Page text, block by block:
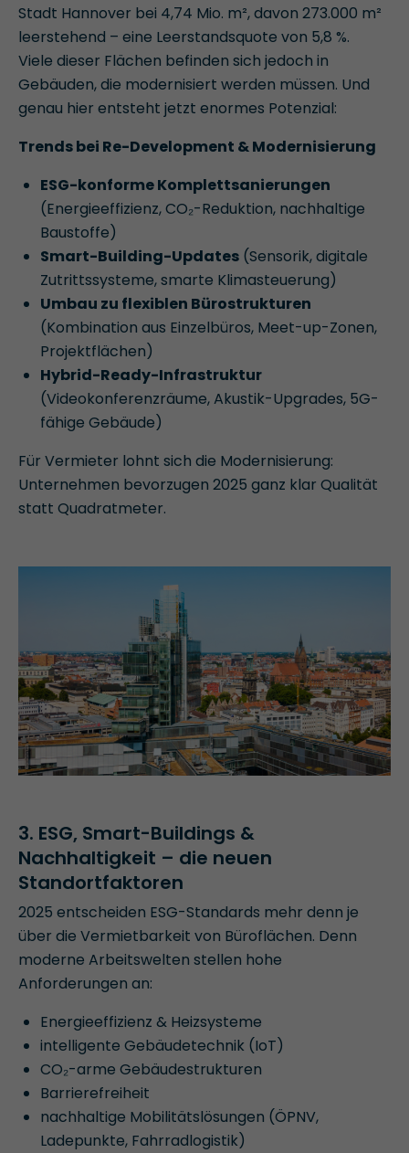
Stadt Hannover bei 4,74 Mio. m², davon 273.000 m²
leerstehend – eine Leerstandsquote von 5,8 %.
Viele dieser Flächen befinden sich jedoch in
Gebäuden, die modernisiert werden müssen. Und
genau hier entsteht jetzt enormes Potenzial:
Trends bei Re-Development & Modernisierung
ESG-konforme Komplettsanierungen
(Energieeffizienz, CO₂-Reduktion, nachhaltige
Baustoffe)
Smart-Building-Updates (Sensorik, digitale
Zutrittssysteme, smarte Klimasteuerung)
Umbau zu flexiblen Bürostrukturen
(Kombination aus Einzelbüros, Meet-up-Zonen,
Projektflächen)
Hybrid-Ready-Infrastruktur
(Videokonferenzräume, Akustik-Upgrades, 5G-
fähige Gebäude)
Für Vermieter lohnt sich die Modernisierung:
Unternehmen bevorzugen 2025 ganz klar Qualität
statt Quadratmeter.
3. ESG, Smart-Buildings &
Nachhaltigkeit – die neuen
Standortfaktoren
2025 entscheiden ESG-Standards mehr denn je
über die Vermietbarkeit von Büroflächen. Denn
moderne Arbeitswelten stellen hohe
Anforderungen an:
Energieeffizienz & Heizsysteme
intelligente Gebäudetechnik (IoT)
CO₂-arme Gebäudestrukturen
Barrierefreiheit
nachhaltige Mobilitätslösungen (ÖPNV,
Ladepunkte, Fahrradlogistik)